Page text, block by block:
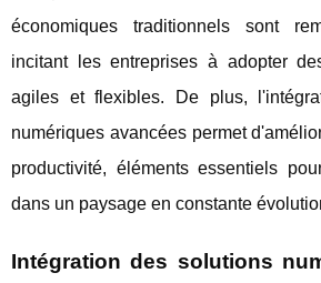
économiques traditionnels sont
incitant les entreprises à adopter
agiles et flexibles. De plus,
numériques avancées permet
productivité, éléments essentiels
dans un paysage en constante
Intégration des solutions